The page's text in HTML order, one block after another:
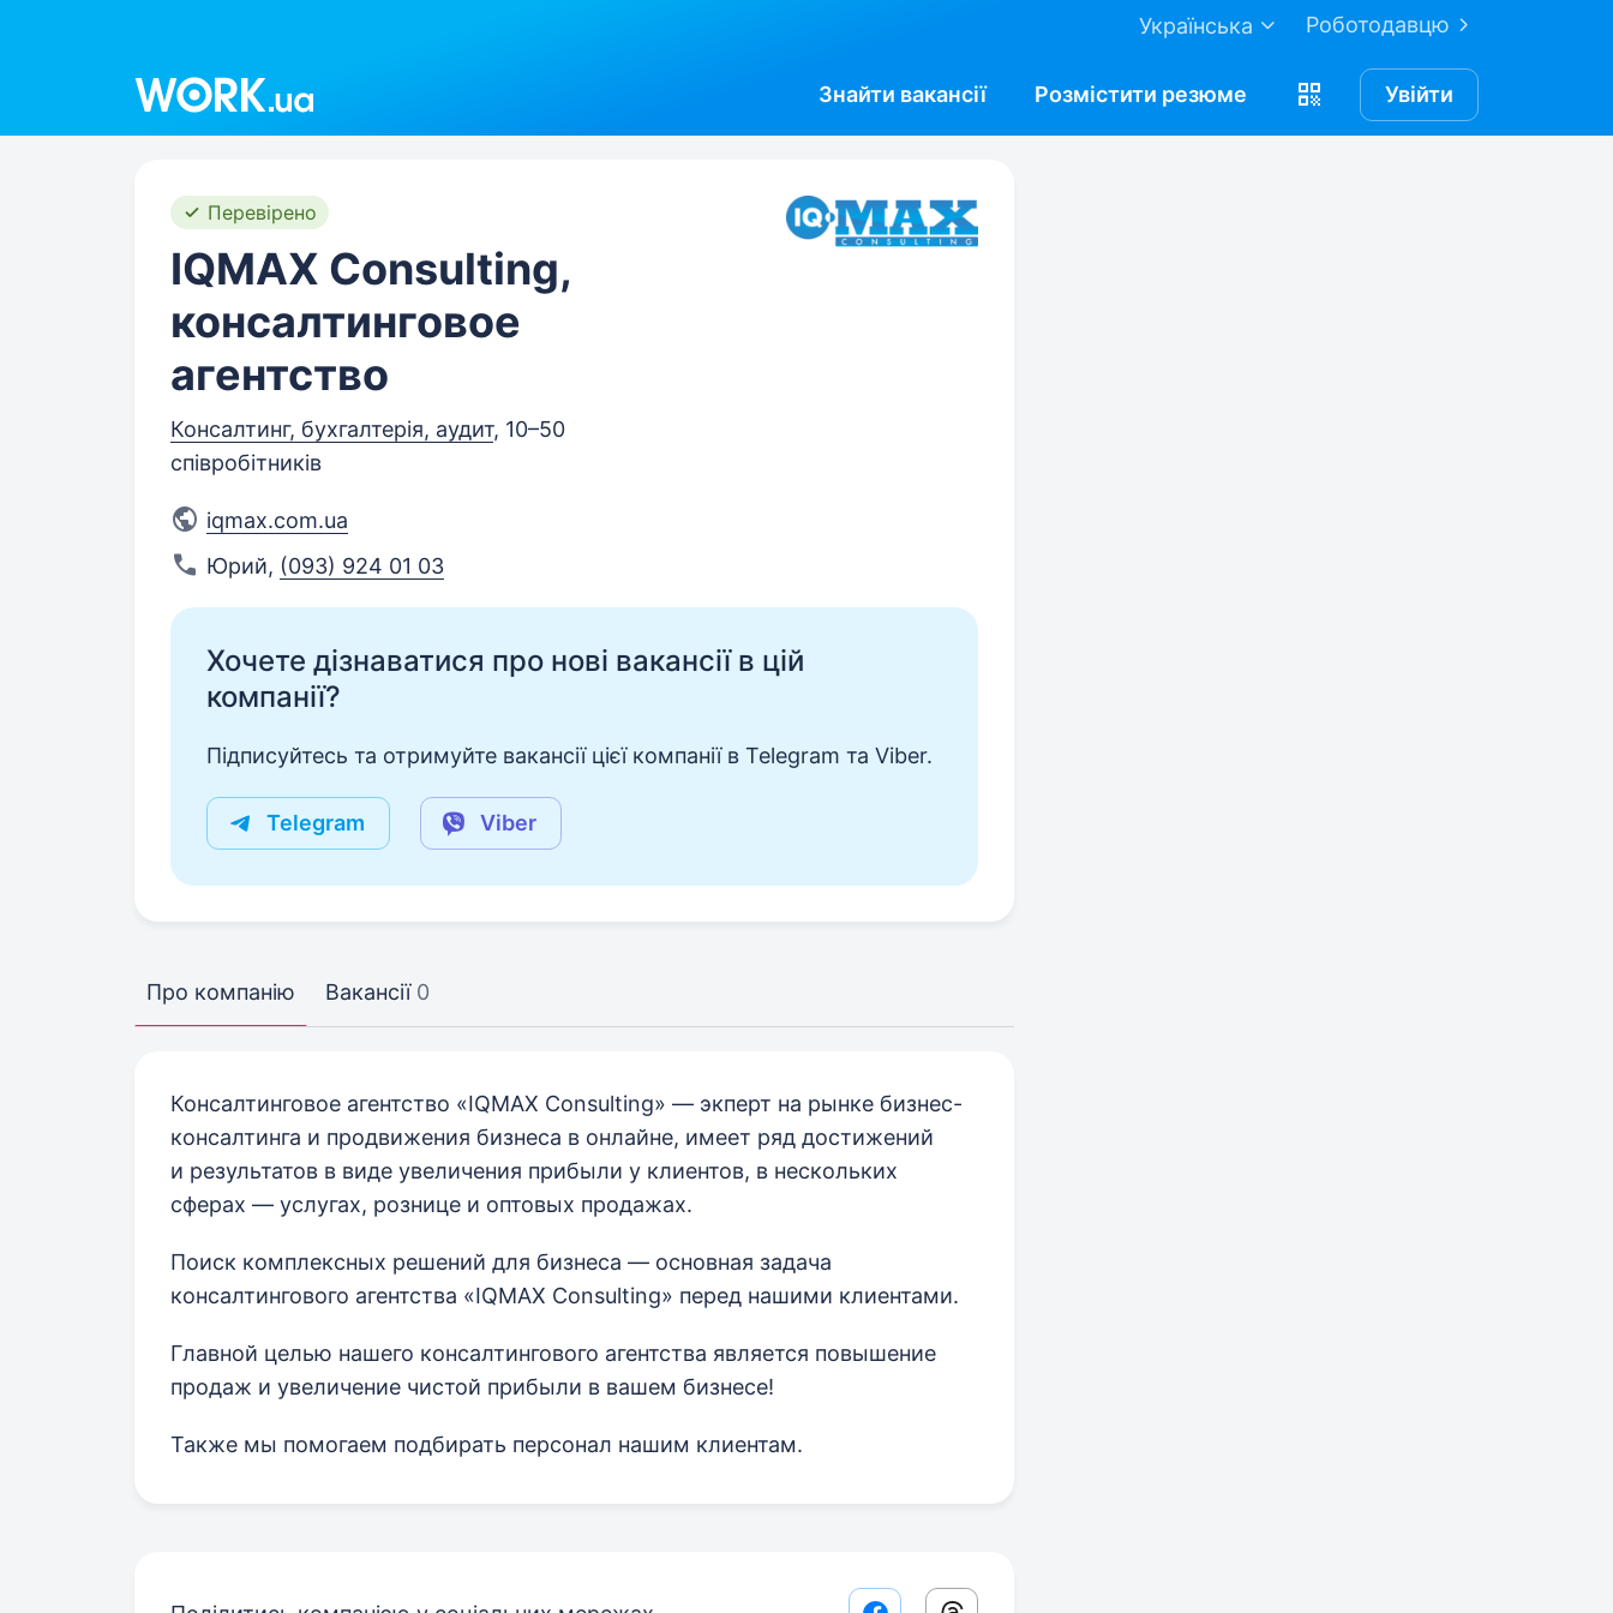
Роботодавцю
Українська
Знайти вакансії Розмістити резюме Увійти
Перевірено
IQMAX Consulting,
консалтинговое
агентство
Консалтинг, бухгалтерія, аудит, 10–50
співробітників
iqmax.com.ua
Юрий, (093) 924 01 03
Хочете дізнаватися про нові вакансії в цій
компанії?
Підписуйтесь та отримуйте вакансії цієї компанії в Telegram та Viber.
Telegram Viber
Про компанію Вакансії 0
Консалтинговое агентство «IQMAX Consulting» — экперт на рынке бизнес-
консалтинга и продвижения бизнеса в онлайне, имеет ряд достижений
и результатов в виде увеличения прибыли у клиентов, в нескольких
сферах — услугах, рознице и оптовых продажах.
Поиск комплексных решений для бизнеса — основная задача
консалтингового агентства «IQMAX Consulting» перед нашими клиентами.
Главной целью нашего консалтингового агентства является повышение
продаж и увеличение чистой прибыли в вашем бизнесе!
Также мы помогаем подбирать персонал нашим клиентам.